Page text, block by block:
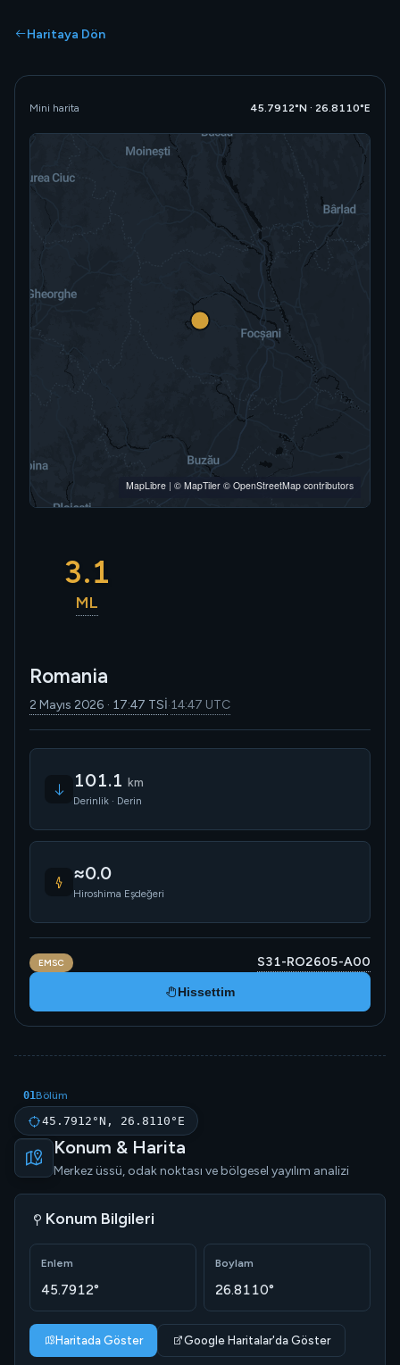
Haritaya Dön
3.1
ML
Romania
2 Mayıs 2026 · 17:47 TSİ·14:47 UTC
101.1 km
Derinlik · Derin
≈0.0
Hiroshima Eşdeğeri
EMSC S31-RO2605-A00
Hissettim
Mini harita 45.7912°N · 26.8110°E
MapLibre | © MapTiler © OpenStreetMap contributors
01Bölüm
45.7912°N, 26.8110°E
Konum & Harita
Merkez üssü, odak noktası ve bölgesel yayılım analizi
Konum Bilgileri
Enlem
45.7912°
Boylam
26.8110°
Haritada Göster Google Haritalar'da Göster